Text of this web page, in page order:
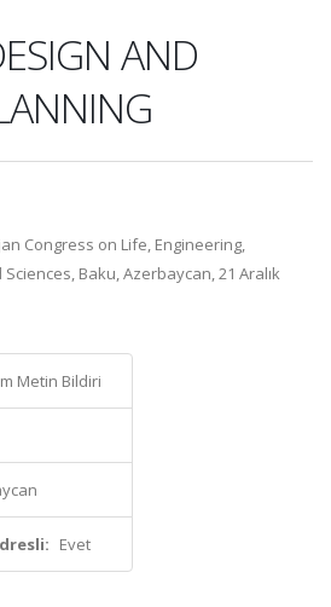
AND
Congress on Life, Engineering,
Baku, Azerbaycan, 21 Aralık
Metin Bildiri
Evet